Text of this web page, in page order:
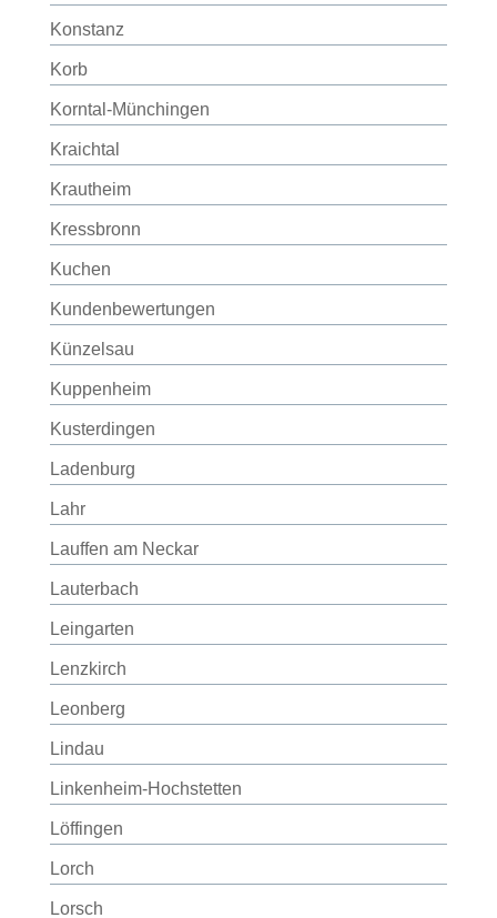
Konstanz
Korb
Korntal-Münchingen
Kraichtal
Krautheim
Kressbronn
Kuchen
Kundenbewertungen
Künzelsau
Kuppenheim
Kusterdingen
Ladenburg
Lahr
Lauffen am Neckar
Lauterbach
Leingarten
Lenzkirch
Leonberg
Lindau
Linkenheim-Hochstetten
Löffingen
Lorch
Lorsch